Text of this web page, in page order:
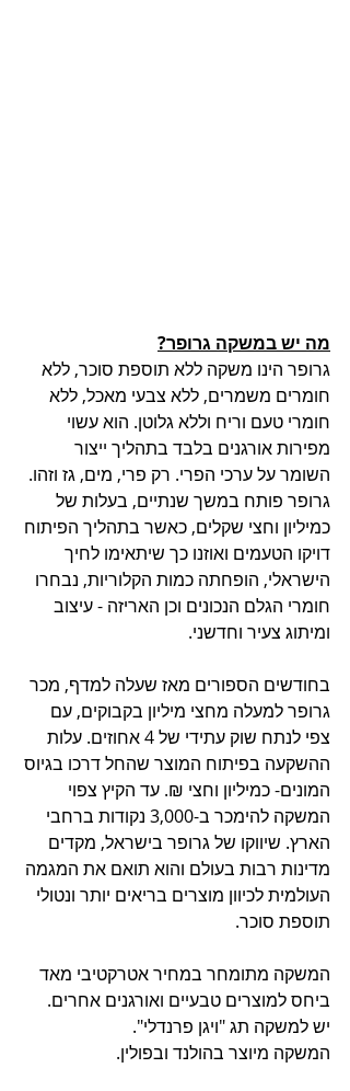
מה יש במשקה גרופר?
גרופר הינו משקה ללא תוספת סוכר, ללא
חומרים משמרים, ללא צבעי מאכל, ללא
חומרי טעם וריח וללא גלוטן. הוא עשוי
מפירות אורגנים בלבד בתהליך ייצור
השומר על ערכי הפרי. רק פרי, מים, גז וזהו.
גרופר פותח במשך שנתיים, בעלות של
כמיליון וחצי שקלים, כאשר בתהליך הפיתוח
דויקו הטעמים ואוזנו כך שיתאימו לחיך
הישראלי, הופחתה כמות הקלוריות, נבחרו
חומרי הגלם הנכונים וכן האריזה - עיצוב
ומיתוג צעיר וחדשני.
בחודשים הספורים מאז שעלה למדף, מכר
גרופר למעלה מחצי מיליון בקבוקים, עם
צפי לנתח שוק עתידי של 4 אחוזים. עלות
ההשקעה בפיתוח המוצר שהחל דרכו בגיוס
המונים- כמיליון וחצי ₪. עד הקיץ צפוי
המשקה להימכר ב-3,000 נקודות ברחבי
הארץ. שיווקו של גרופר בישראל, מקדים
מדינות רבות בעולם והוא תואם את המגמה
העולמית לכיוון מוצרים בריאים יותר ונטולי
תוספת סוכר.
המשקה מתומחר במחיר אטרקטיבי מאד
ביחס למוצרים טבעיים ואורגנים אחרים.
יש למשקה תג "ויגן פרנדלי".
המשקה מיוצר בהולנד ובפולין.